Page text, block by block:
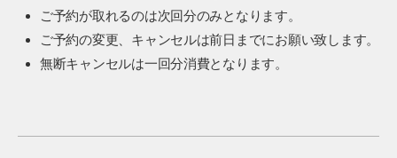
ご予約が取れるのは次回分のみとなります。
ご予約の変更、キャンセルは前日までにお願い致します。
無断キャンセルは一回分消費となります。